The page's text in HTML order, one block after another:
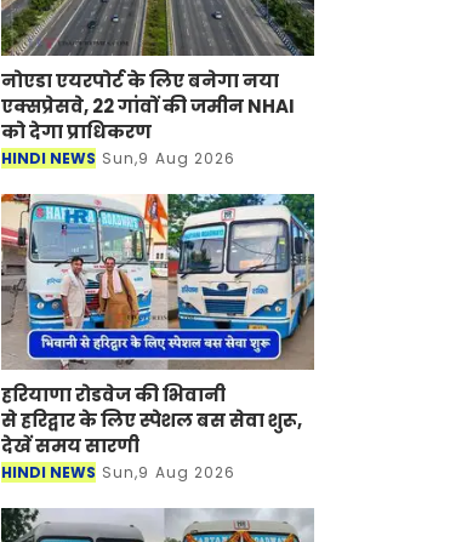
नोएडा एयरपोर्ट के लिए बनेगा नया
एक्सप्रेसवे, 22 गांवों की जमीन NHAI
को देगा प्राधिकरण
HINDI NEWS Sun,9 Aug 2026
हरियाणा रोडवेज की भिवानी
से हरिद्वार के लिए स्पेशल बस सेवा शुरू,
देखें समय सारणी
HINDI NEWS Sun,9 Aug 2026